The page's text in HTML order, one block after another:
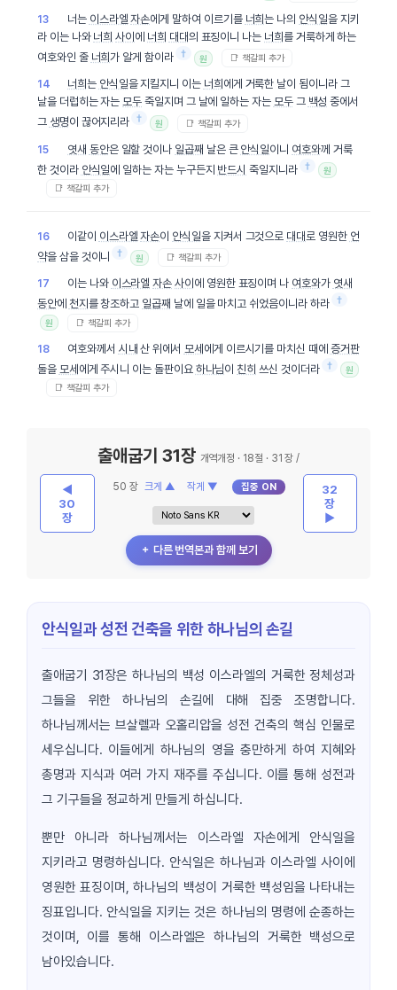
13 너는 이스라엘 자손에게 말하여 이르기를 너희는 나의 안식일을 지키
라 이는 나와 너희 사이 에 너희 대대의 표징이니 나는 너희 를 거룩하게 하는
여호와인 줄 너희가 알게 함이라 † 원 📑 책갈피 추가
14 너희 는 안식일을 지킬지니 이는 너희 에게 거룩한 날이 됨이니라 그
날을 더럽히는 자는모두 죽일지며 그 날에 일하는 자는 모두그 백성 중에서
그 생명이 끊어지리라 † 원 📑 책갈피 추가
15 엿새 동안은 일할 것이나 일곱째 날은 큰 안식일이니 여호와께 거룩
한 것이라 안식일에 일하는 자는 누구든지 반드시 죽일지니라 † 원
📑 책갈피 추가
16 이같이 이스라엘 자손이 안식일을 지켜서 그것으로 대대 로 영원한 언
약을 삼을 것이니 † 원 📑 책갈피 추가
17 이는 나와 이스라엘 자손 사이 에 영원한 표징이며 나 여호와가 엿새
동안에 천지 를 창조하고 일곱째 날에 일을 마치고 쉬었음이니라 하라 †
원 📑 책갈피 추가
18 여호와께서 시내 산 위에서 모세에게 이르시기를 마치신 때에 증거판
둘을 모세 에게 주시니 이는 돌판이요 하나님이 친히 쓰신 것이더라 † 원
📑 책갈피 추가
◀
30
장
출애굽기 31장 개역개정 · 18절 · 31 장 /
50 장 크게 ▲ 작게 ▼ 집중 ON
＋ 다른 번역본과 함께 보기
32
장
▶
안식일과 성전 건축을 위한 하나님의 손길
출애굽기 31장은 하나님의 백성 이스라엘의 거룩한 정체성과
그들을 위한 하나님의 손길에 대해 집중 조명합니다.
하나님께서는 브살렐과 오홀리압을 성전 건축의 핵심 인물로
세우십니다. 이들에게 하나님의 영을 충만하게 하여 지혜와
총명과 지식과 여러 가지 재주를 주십니다. 이를 통해 성전과
그 기구들을 정교하게 만들게 하십니다.
뿐만 아니라 하나님께서는 이스라엘 자손에게 안식일을
지키라고 명령하십니다. 안식일은 하나님과 이스라엘 사이에
영원한 표징이며, 하나님의 백성이 거룩한 백성임을 나타내는
징표입니다. 안식일을 지키는 것은 하나님의 명령에 순종하는
것이며, 이를 통해 이스라엘은 하나님의 거룩한 백성으로
남아있습니다.